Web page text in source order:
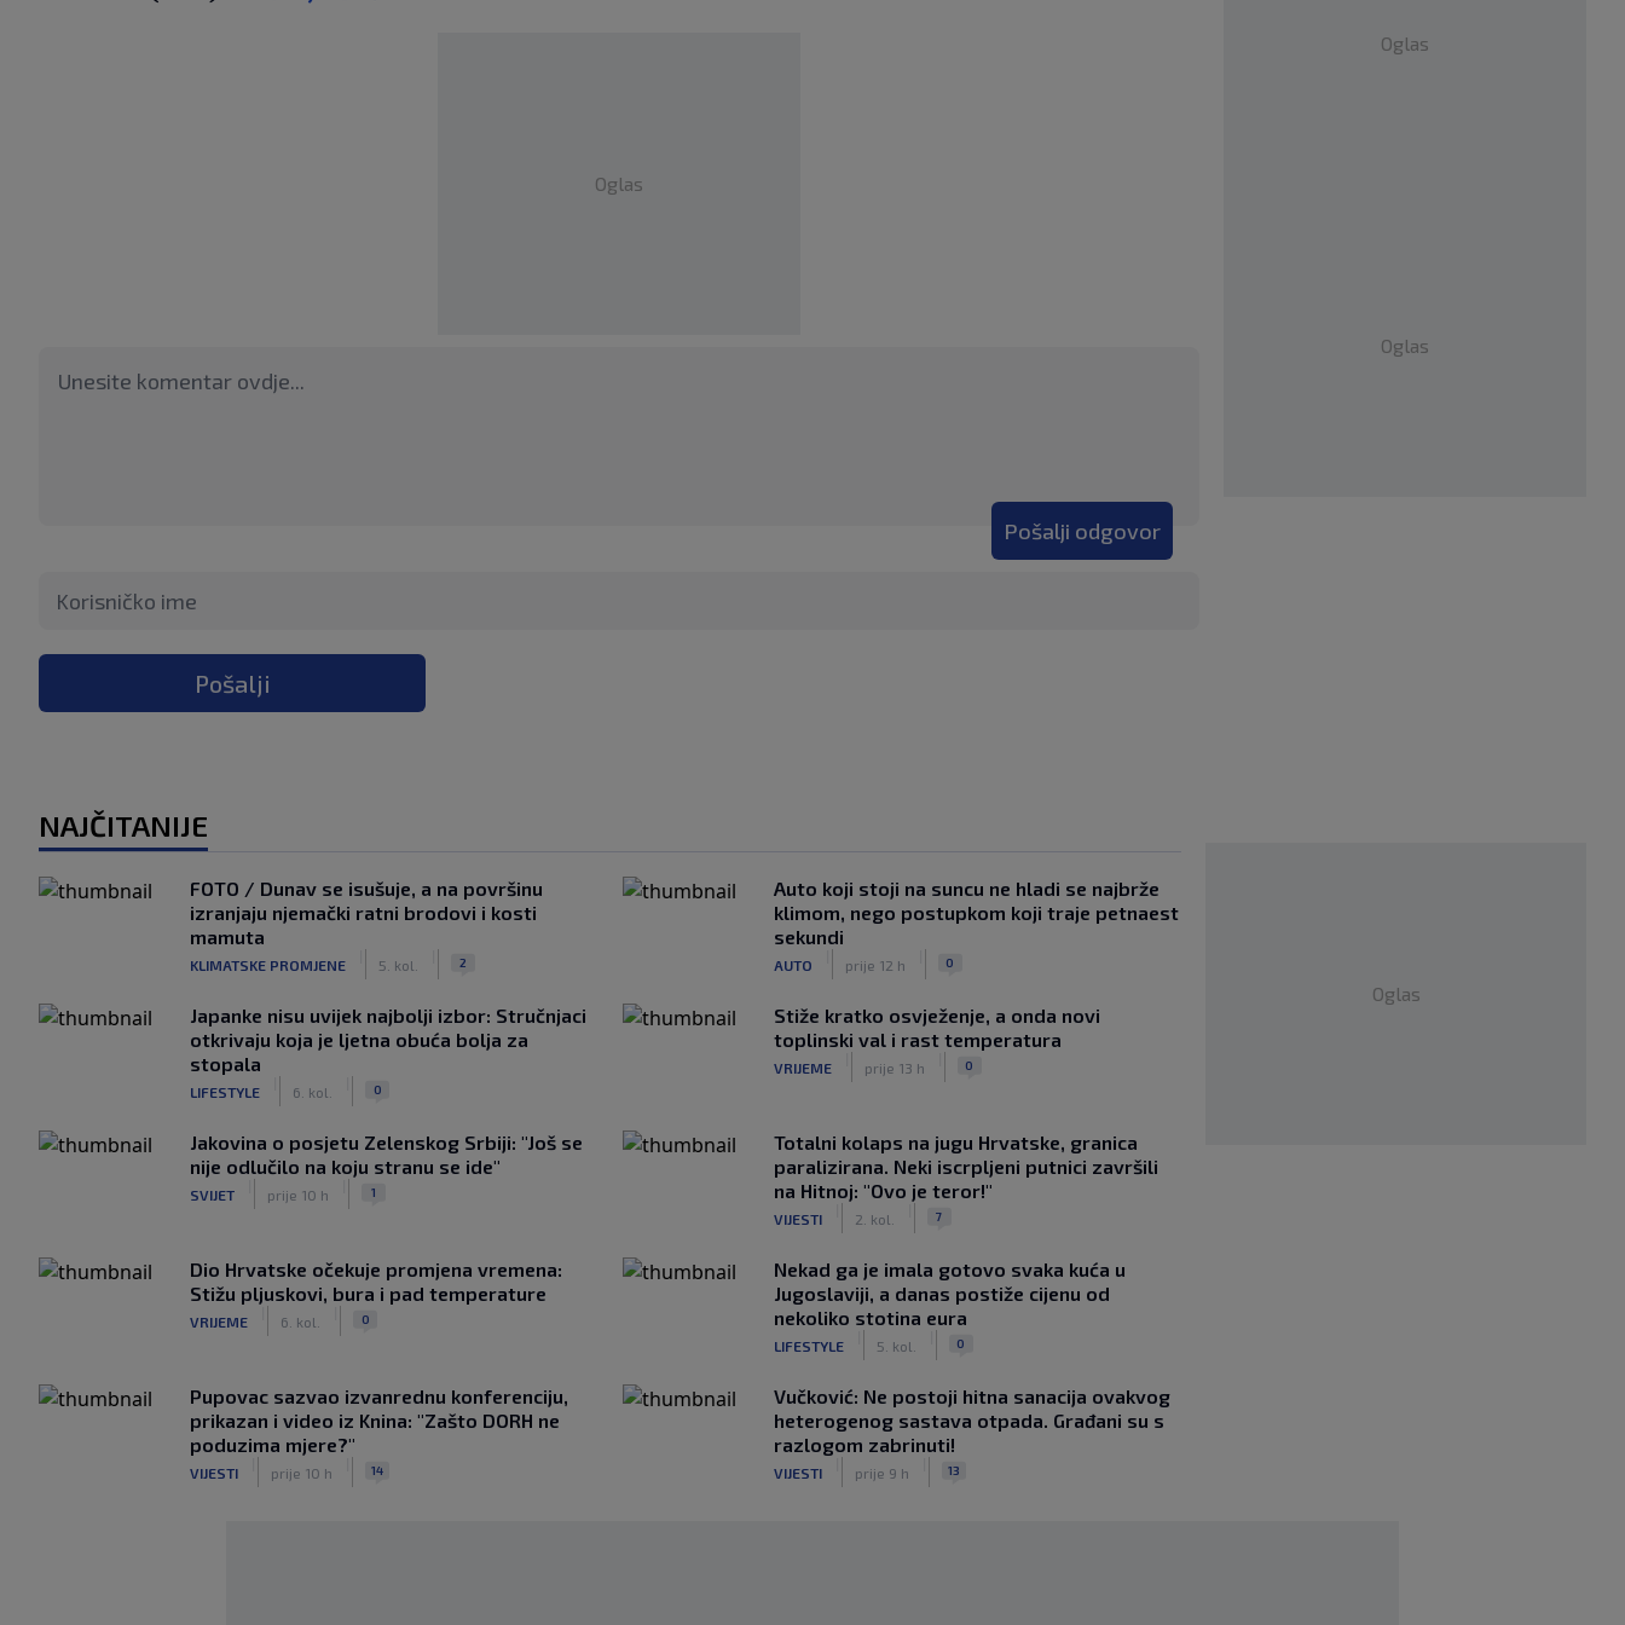
Oglas
Pošalji odgovor
Pošalji
Oglas
Oglas
NAJČITANIJE
FOTO / Dunav se isušuje, a na površinu
izranjaju njemački ratni brodovi i kosti
mamuta
KLIMATSKE PROMJENE 5. kol. 2
Auto koji stoji na suncu ne hladi se najbrže
klimom, nego postupkom koji traje petnaest
sekundi
AUTO prije 12 h 0
Japanke nisu uvijek najbolji izbor: Stručnjaci
otkrivaju koja je ljetna obuća bolja za
stopala
LIFESTYLE 6. kol. 0
Stiže kratko osvježenje, a onda novi
toplinski val i rast temperatura
VRIJEME prije 13 h 0
Jakovina o posjetu Zelenskog Srbiji: "Još se
nije odlučilo na koju stranu se ide"
SVIJET prije 10 h 1
Totalni kolaps na jugu Hrvatske, granica
paralizirana. Neki iscrpljeni putnici završili
na Hitnoj: "Ovo je teror!"
VIJESTI 2. kol. 7
Dio Hrvatske očekuje promjena vremena:
Stižu pljuskovi, bura i pad temperature
VRIJEME 6. kol. 0
Nekad ga je imala gotovo svaka kuća u
Jugoslaviji, a danas postiže cijenu od
nekoliko stotina eura
LIFESTYLE 5. kol. 0
Pupovac sazvao izvanrednu konferenciju,
prikazan i video iz Knina: "Zašto DORH ne
poduzima mjere?"
VIJESTI prije 10 h 14
Vučković: Ne postoji hitna sanacija ovakvog
heterogenog sastava otpada. Građani su s
razlogom zabrinuti!
VIJESTI prije 9 h 13
Oglas